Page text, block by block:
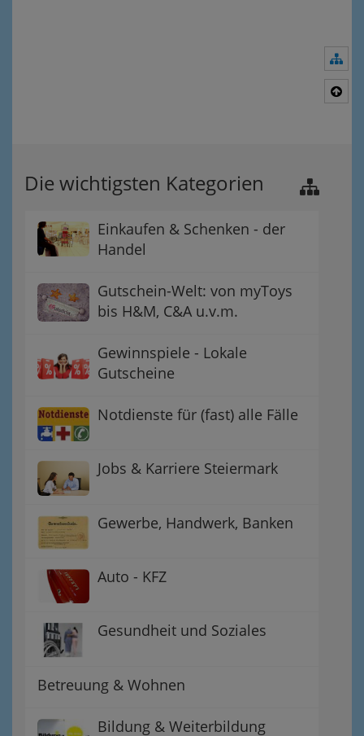
Die wichtigsten Kategorien
Einkaufen & Schenken - der
Handel
Gutschein-Welt: von myToys
bis H&M, C&A u.v.m.
Gewinnspiele - Lokale
Gutscheine
Notdienste für (fast) alle Fälle
Jobs & Karriere Steiermark
Gewerbe, Handwerk, Banken
Auto - KFZ
Gesundheit und Soziales
Betreuung & Wohnen
Bildung & Weiterbildung